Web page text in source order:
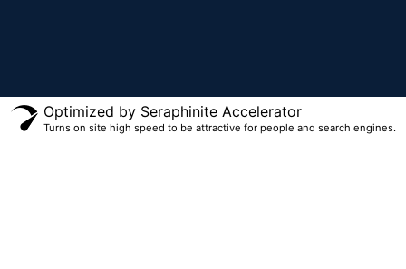
Optimized by Seraphinite Accelerator
Turns on site high speed to be attractive for people and search engines.